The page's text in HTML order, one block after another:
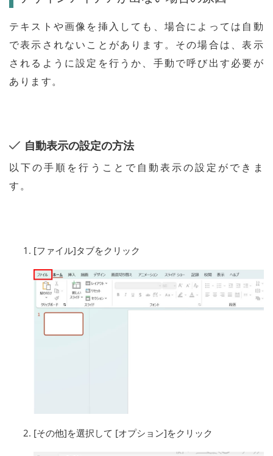
テキストや画像を挿入しても、場合によっては自動
で表示されないことがあります。その場合は、表示
されるように設定を行うか、手動で呼び出す必要が
あります。
自動表示の設定の方法
以下の手順を行うことで自動表示の設定ができま
す。
[ファイル]タブをクリック
[その他]を選択して [オプション]をクリック